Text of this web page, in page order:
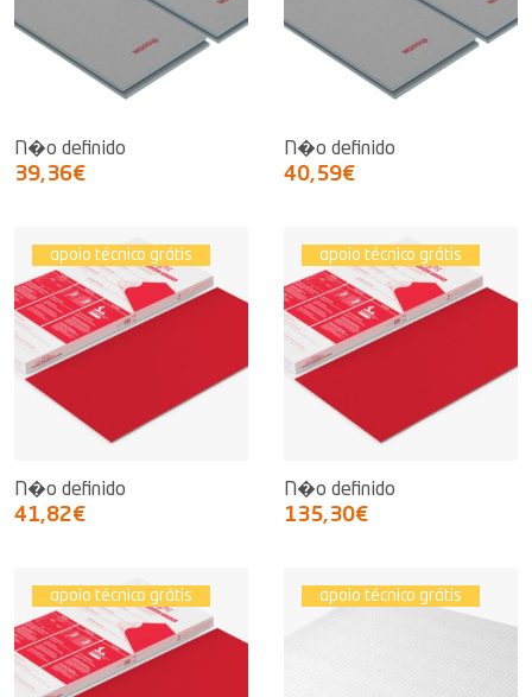
N�o definido
39,36€
N�o definido
40,59€
apoio técnico grátis
N�o definido
41,82€
apoio técnico grátis
N�o definido
135,30€
apoio técnico grátis apoio técnico grátis